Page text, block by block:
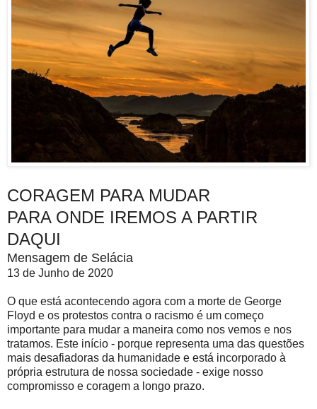
CORAGEM PARA MUDAR
PARA ONDE IREMOS A PARTIR
DAQUI
Mensagem de Selácia
13 de Junho de 2020
O que está acontecendo agora com a morte de George
Floyd e os protestos contra o racismo é um começo
importante para mudar a maneira como nos vemos e nos
tratamos. Este início - porque representa uma das questões
mais desafiadoras da humanidade e está incorporado à
própria estrutura de nossa sociedade - exige nosso
compromisso e coragem a longo prazo.